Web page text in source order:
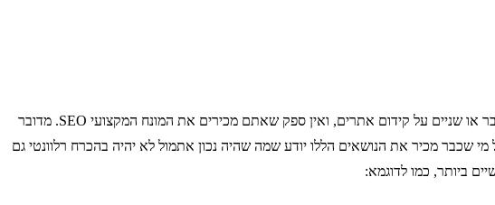
אחד מהתחומים הכי דינאמיים שיש בעידן שבו אנחנו חיים זה כמובן תחום האינטרנט והסלולר. אם יש לכם אתר אתם בוודאי יודעים דבר או שניים על קידום אתרים, ואין ספק שאתם מכירים את המונח המקצועי SEO. מדובר
שכבר מכיר את הנושאים הללו יודע שמה שהיה נכון אתמול לא יהיה בהכרח רלוונטי גם